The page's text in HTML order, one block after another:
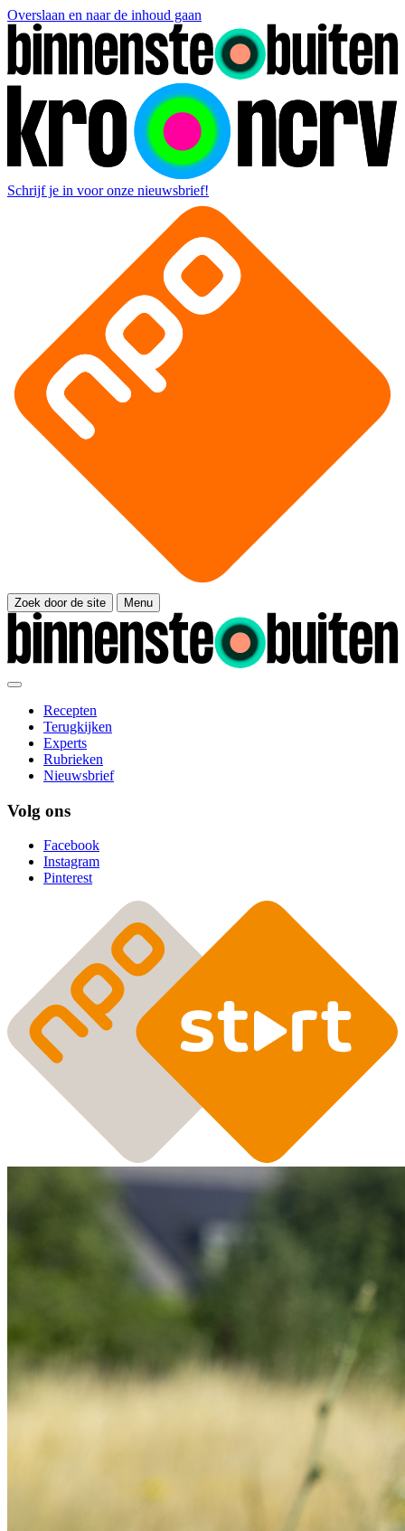
Overslaan en naar de inhoud gaan
Schrijf je in voor onze nieuwsbrief!
Zoek door de site Menu
Recepten
Terugkijken
Experts
Rubrieken
Nieuwsbrief
Volg ons
Facebook
Instagram
Pinterest